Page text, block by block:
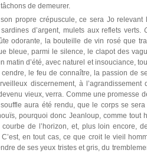
de demeurer.
propre crépuscule, ce sera Jo relevant
d’argent, mulets aux reflets verts.
odorante, la bouteille de vin rosé que
bleue, parmi le silence, le clapot des
matin d’été, avec naturel et insouciance,
le feu de connaître, la passion de
discernement, à l’agrandissement
vieux, verra. Comme une promesse
aura été rendu, que le corps se sera
pourquoi donc Jeanloup, comme tout
de l’horizon, et, plus loin encore,
en tout cas, ce que croit le vieil
de ses yeux tristes et gris, du